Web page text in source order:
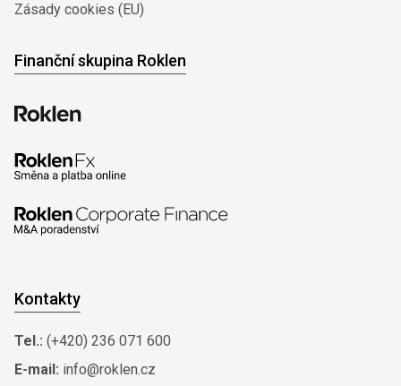
Zásady cookies (EU)
Finanční skupina Roklen
Kontakty
Tel.: (+420) 236 071 600
E-mail: info@roklen.cz